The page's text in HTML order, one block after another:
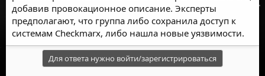
добавив провокационное описание. Эксперты
предполагают, что группа либо сохранила доступ к
системам Checkmarx, либо нашла новые уязвимости.
Для ответа нужно войти/зарегистрироваться